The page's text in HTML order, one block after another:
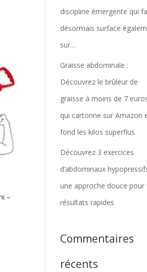
–
discipline émergente qui
désormais surface
sur…
Graisse abdominale :
Découvrez le brûleur de
graisse à moins de 7
qui cartonne sur Amazon
fond les kilos superflus
Découvrez 3 exercices
d’abdominaux
une approche douce pour
résultats rapides
Commentaires
récents